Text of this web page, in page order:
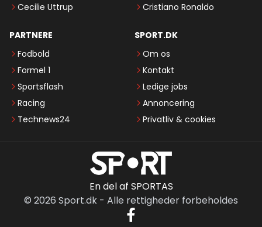
Cecilie Uttrup
Cristiano Ronaldo
PARTNERE
Fodbold
Formel 1
Sportsflash
Racing
Technews24
SPORT.DK
Om os
Kontakt
Ledige jobs
Annoncering
Privatliv & cookies
En del af SPORTAS
© 2026 Sport.dk - Alle rettigheder forbeholdes